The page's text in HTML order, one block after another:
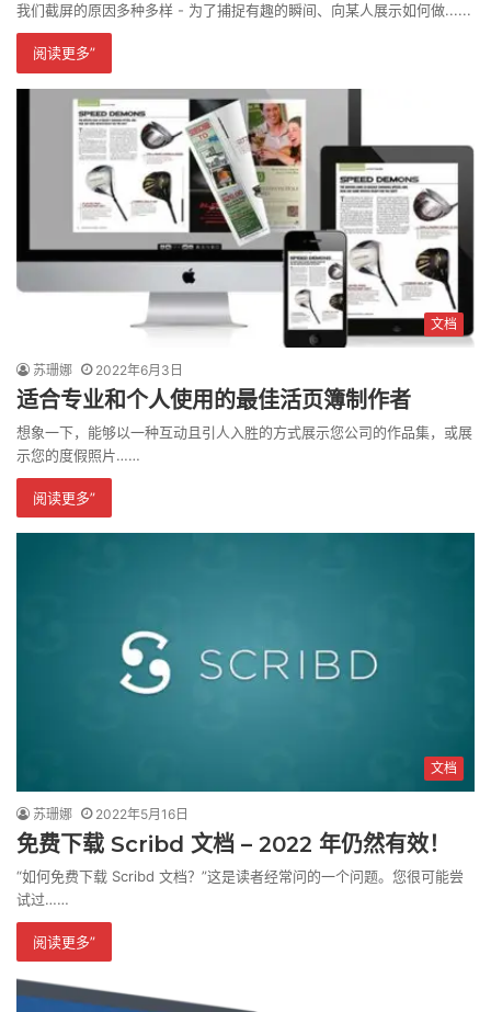
我们截屏的原因多种多样 - 为了捕捉有趣的瞬间、向某人展示如何做......
阅读更多”
文档
苏珊娜 2022年6月3日
适合专业和个人使用的最佳活页簿制作者
想象一下，能够以一种互动且引人入胜的方式展示您公司的作品集，或展
示您的度假照片……
阅读更多”
文档
苏珊娜 2022年5月16日
免费下载 Scribd 文档 – 2022 年仍然有效！
“如何免费下载 Scribd 文档？”这是读者经常问的一个问题。您很可能尝
试过……
阅读更多”